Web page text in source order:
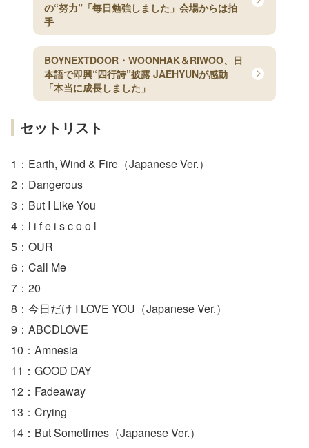
の“努力”「毎日勉強しました」会場からは拍
手
BOYNEXTDOOR・WOONHAK＆RIWOO、日
本語で即興“四行詩”披露 JAEHYUNが感動
「本当に成長しました」
セットリスト
1：Earth, Wind & Fire（Japanese Ver.）
2：Dangerous
3：But I Like You
4：l i f e i s c o o l
5：OUR
6：Call Me
7：20
8：今日だけ I LOVE YOU（Japanese Ver.）
9：ABCDLOVE
10：Amnesia
11：GOOD DAY
12：Fadeaway
13：Crying
14：But Sometimes（Japanese Ver.）